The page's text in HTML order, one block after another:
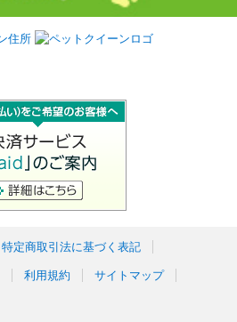
特定商取引法に基づく表記
利用規約 サイトマップ